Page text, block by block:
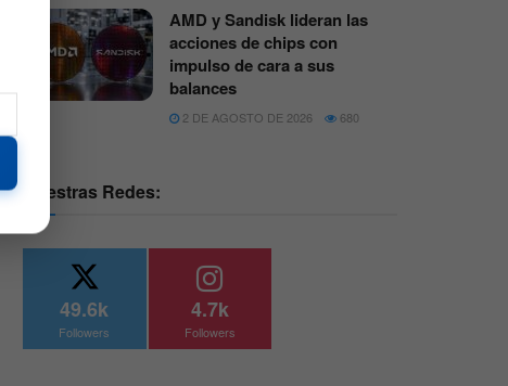
AMD y Sandisk lideran las
acciones de chips con
impulso de cara a sus
balances
2 DE AGOSTO DE 2026 680
Nuestras Redes:
49.6k
Followers
4.7k
Followers